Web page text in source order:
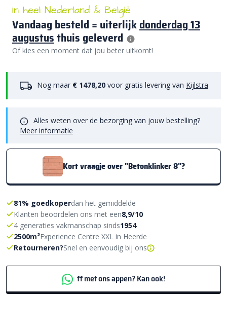
In heel Nederland & België
Vandaag besteld = uiterlijkdonderdag 13
augustusthuis geleverd
Of kies een moment dat jou beter uitkomt!
Nog maar € 1478,20 voor gratis levering van Kijlstra
Alles weten over de bezorging van jouw bestelling?
Meer informatie
Kort vraagje over "Betonklinker 8"?
81% goedkoperdan het gemiddelde
Klanten beoordelen ons met een8,9/10
4 generaties vakmanschap sinds1954
2500m²Experience Centre XXL in Heerde
Retourneren?Snel en eenvoudig bij ons
ff met ons appen? Kan ook!